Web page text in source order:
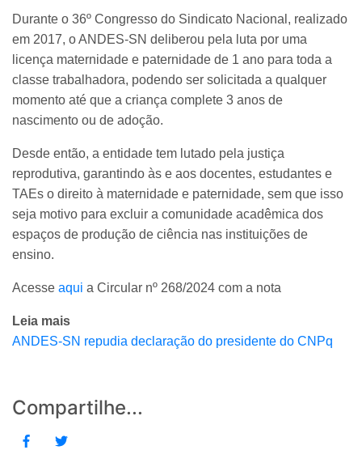
Durante o 36º Congresso do Sindicato Nacional, realizado
em 2017, o ANDES-SN deliberou pela luta por uma
licença maternidade e paternidade de 1 ano para toda a
classe trabalhadora, podendo ser solicitada a qualquer
momento até que a criança complete 3 anos de
nascimento ou de adoção.
Desde então, a entidade tem lutado pela justiça
reprodutiva, garantindo às e aos docentes, estudantes e
TAEs o direito à maternidade e paternidade, sem que isso
seja motivo para excluir a comunidade acadêmica dos
espaços de produção de ciência nas instituições de
ensino.
Acesse aqui a Circular nº 268/2024 com a nota
Leia mais
ANDES-SN repudia declaração do presidente do CNPq
Compartilhe...